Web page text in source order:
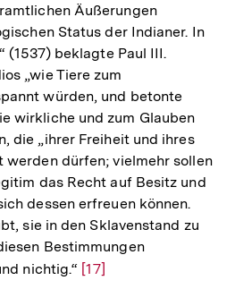
Äußerungen
Status der Indianer. In
(1537) beklagte Paul III.
„wie Tiere zum
würden, und betonte
wirkliche und zum Glauben
die „ihrer Freiheit und ihres
werden dürfen; vielmehr sollen
das Recht auf Besitz und
dessen erfreuen können.
sie in den Sklavenstand zu
Bestimmungen
nichtig.“ Zur
[17]